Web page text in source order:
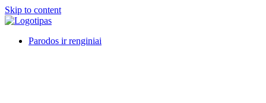
Skip to content
Parodos ir renginiai